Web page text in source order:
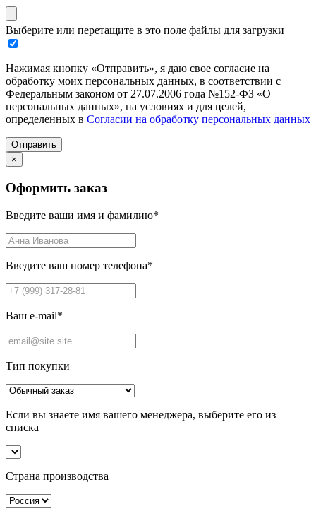
Выберите или перетащите в это поле файлы для загрузки
Нажимая кнопку «Отправить», я даю свое согласие на
обработку моих персональных данных, в соответствии с
Федеральным законом от 27.07.2006 года №152-ФЗ «О
персональных данных», на условиях и для целей,
определенных в Согласии на обработку персональных данных
Отправить
×
Оформить заказ
Введите ваши имя и фамилию*
Введите ваш номер телефона*
Ваш e-mail*
Тип покупки
Если вы знаете имя вашего менеджера, выберите его из
списка
Страна производства